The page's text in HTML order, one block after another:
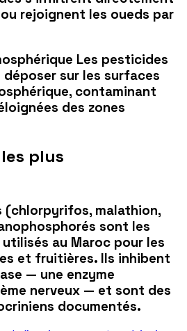
rejoignent les oueds par
Les pesticides
sur les surfaces
contaminant
des zones
plus
(chlorpyrifos, malathion,
sont les
au Maroc pour les
et fruitières. Ils inhibent
— une enzyme
nerveux — et sont des
documentés.